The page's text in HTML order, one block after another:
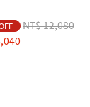
Price reduced
NT$ 12,080to